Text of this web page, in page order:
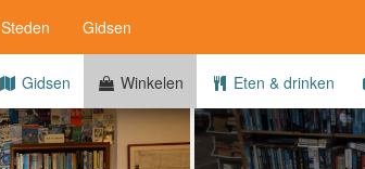
Steden Gidsen
Gidsen Winkelen Eten & drinken